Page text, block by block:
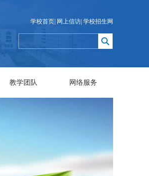
学校首页 网上信访 学校招生网
教学团队 网络服务